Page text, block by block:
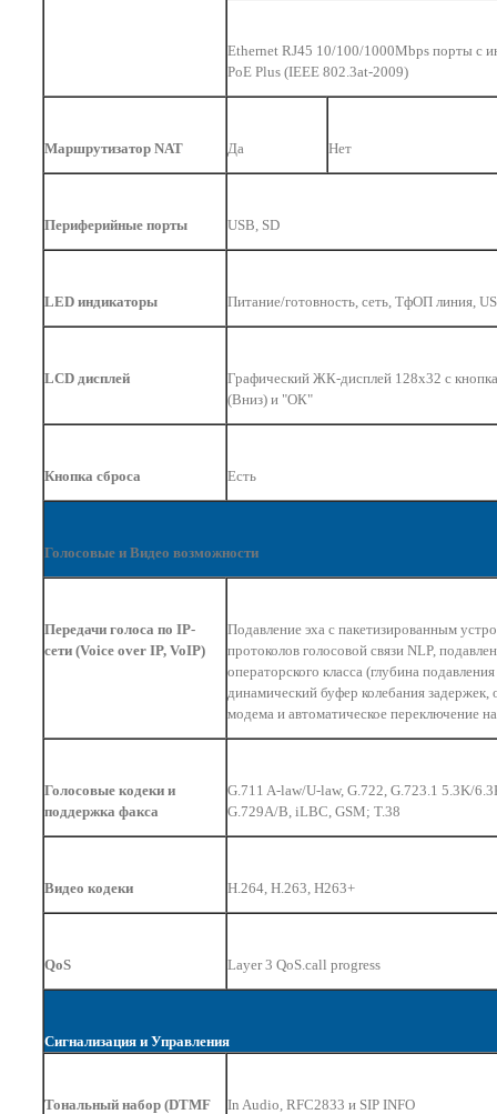
Ethernet RJ45 10/100/1000Mbps порты с
PoE Plus (IEEE 802.3at-2009)
Маршрутизатор NAT Да Нет
Периферийные порты USB, SD
LED индикаторы Питание/готовность, сеть, ТфОП линия,
LCD дисплей
Графический ЖК-дисплей 128x32 с
(Вниз) и "ОК"
Кнопка сброса Есть
Голосовые и Видео возможности
Передачи голоса по IP-
сети (Voice over IP, VoIP)
Подавление эха с пакетизированным
протоколов голосовой связи NLP,
операторского класса (глубина
динамический буфер колебания задержек,
модема и автоматическое переключение
Голосовые кодеки и
поддержка факса
G.711 A-law/U-law, G.722, G.723.1 5.3K/
G.729A/B, iLBC, GSM; T.38
Видео кодеки H.264, H.263, H263+
QoS Layer 3 QoS.call progress
Сигнализация и Управления
Тональный набор (DTMF
In Audio, RFC2833 и SIP INFO